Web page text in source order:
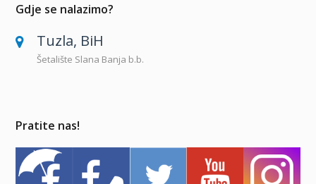
Gdje se nalazimo?
Tuzla, BiH
Šetalište Slana Banja b.b.
Pratite nas!